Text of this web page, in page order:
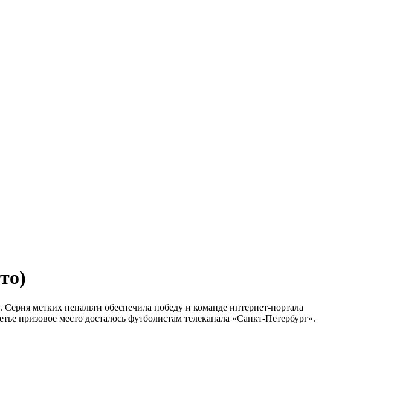
метких пенальти обеспечила победу и команде интернет-портала
призовое место досталось футболистам телеканала «Санкт-Петербург».